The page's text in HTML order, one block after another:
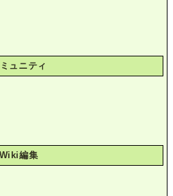
ュニティ
Wiki編集